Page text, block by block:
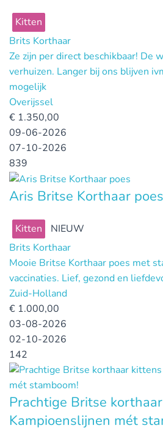
Kitten
Brits Korthaar
Ze zijn per direct beschikbaar! De
verhuizen. Langer bij ons blijven
mogelijk
Overijssel
€ 1.350,00
09-06-2026
07-10-2026
839
Aris Britse Korthaar poes
Kitten
NIEUW
Brits Korthaar
Mooie Britse Korthaar poes met
vaccinaties. Lief, gezond en
Zuid-Holland
€ 1.000,00
03-08-2026
02-10-2026
142
Prachtige Britse
Kampioenslijnen mét